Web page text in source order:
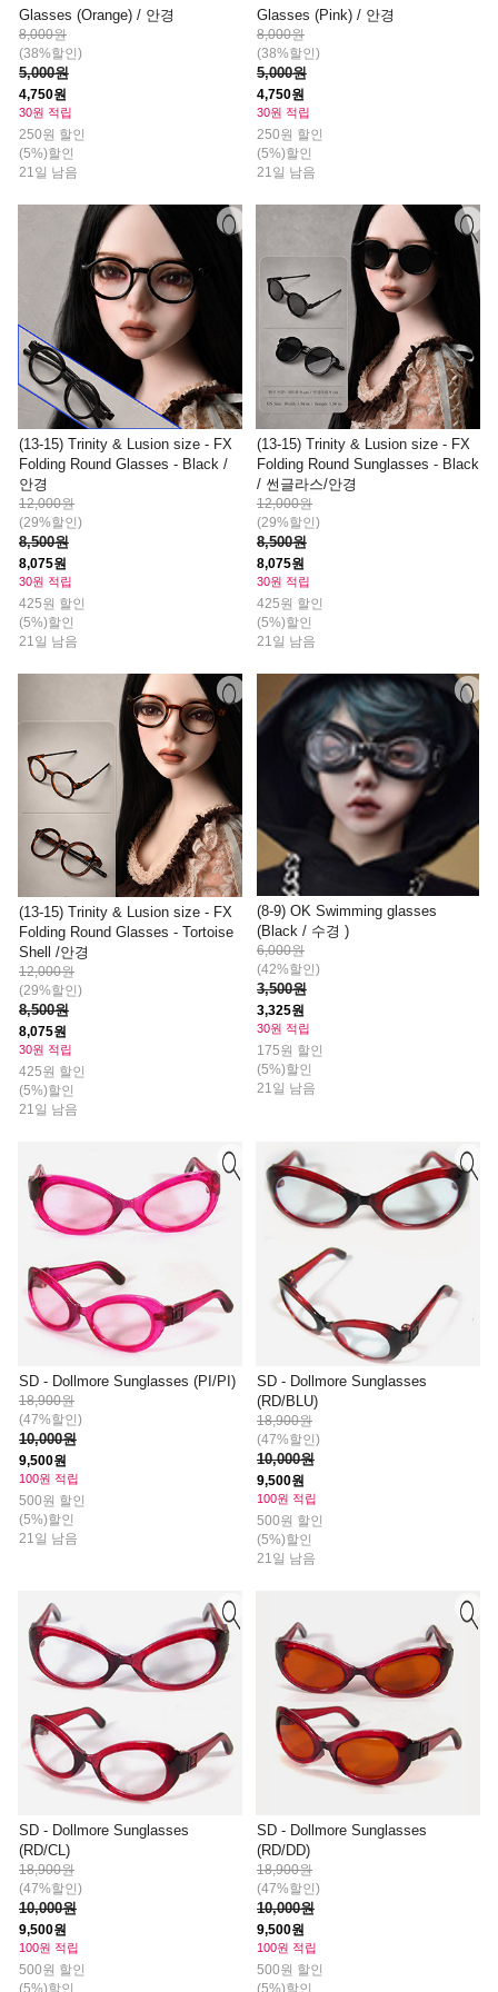
Glasses (Orange) / 안경
8,000원
(38%할인)
5,000원
4,750원
30원 적립
250원 할인
(5%)할인
21일 남음
Glasses (Pink) / 안경
8,000원
(38%할인)
5,000원
4,750원
30원 적립
250원 할인
(5%)할인
21일 남음
(13-15) Trinity & Lusion size - FX
Folding Round Glasses - Black /
안경
12,000원
(29%할인)
8,500원
8,075원
30원 적립
425원 할인
(5%)할인
21일 남음
(13-15) Trinity & Lusion size - FX
Folding Round Sunglasses - Black
/ 썬글라스/안경
12,000원
(29%할인)
8,500원
8,075원
30원 적립
425원 할인
(5%)할인
21일 남음
(13-15) Trinity & Lusion size - FX
Folding Round Glasses - Tortoise
Shell /안경
12,000원
(29%할인)
8,500원
8,075원
30원 적립
425원 할인
(5%)할인
21일 남음
(8-9) OK Swimming glasses
(Black / 수경 )
6,000원
(42%할인)
3,500원
3,325원
30원 적립
175원 할인
(5%)할인
21일 남음
SD - Dollmore Sunglasses (PI/PI)
18,900원
(47%할인)
10,000원
9,500원
100원 적립
500원 할인
(5%)할인
21일 남음
SD - Dollmore Sunglasses
(RD/BLU)
18,900원
(47%할인)
10,000원
9,500원
100원 적립
500원 할인
(5%)할인
21일 남음
SD - Dollmore Sunglasses
(RD/CL)
18,900원
(47%할인)
10,000원
9,500원
100원 적립
500원 할인
(5%)할인
SD - Dollmore Sunglasses
(RD/DD)
18,900원
(47%할인)
10,000원
9,500원
100원 적립
500원 할인
(5%)할인